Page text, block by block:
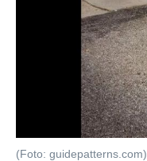
(Foto: guidepatterns.com)